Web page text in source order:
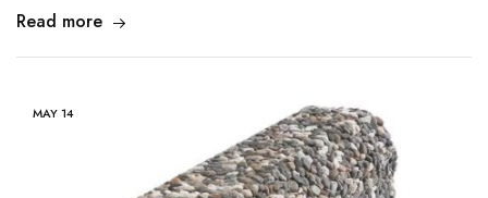
Read more
MAY14